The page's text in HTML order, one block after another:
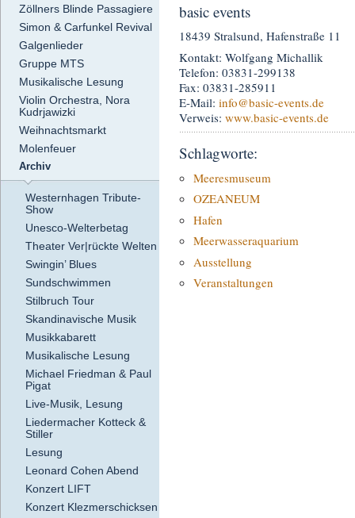
Zöllners Blinde Passagiere
Simon & Carfunkel Revival
Galgenlieder
Gruppe MTS
Musikalische Lesung
Violin Orchestra, Nora
Kudrjawizki
Weihnachtsmarkt
Molenfeuer
Archiv
Westernhagen Tribute-
Show
Unesco-Welterbetag
Theater Ver|rückte Welten
Swingin’ Blues
Sundschwimmen
Stilbruch Tour
Skandinavische Musik
Musikkabarett
Musikalische Lesung
Michael Friedman & Paul
Pigat
Live-Musik, Lesung
Liedermacher Kotteck &
Stiller
Lesung
Leonard Cohen Abend
Konzert LIFT
Konzert Klezmerschicksen
basic events
18439 Stralsund, Hafenstraße 11
Kontakt: Wolfgang Michallik
Telefon: 03831-299138
Fax: 03831-285911
E-Mail: info@basic-events.de
Verweis: www.basic-events.de
Schlagworte:
Meeresmuseum
OZEANEUM
Hafen
Meerwasseraquarium
Ausstellung
Veranstaltungen